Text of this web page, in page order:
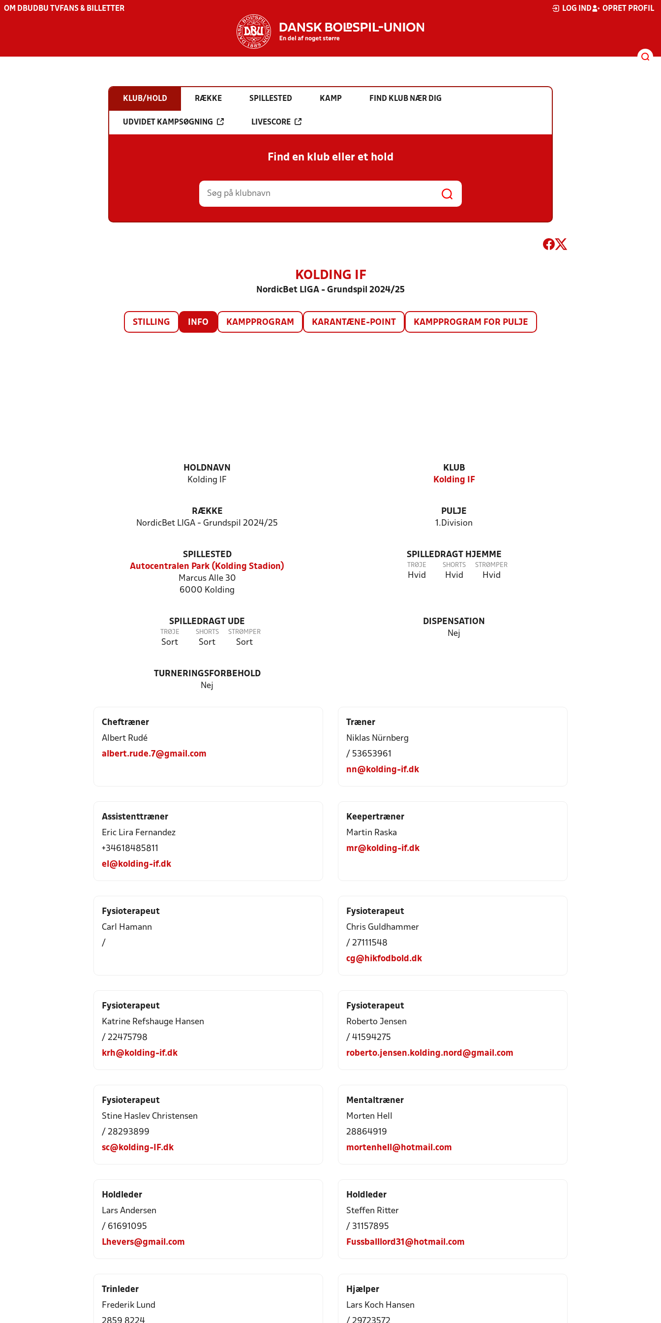
OM DBU DBU TV FANS & BILLETTER LOG IND OPRET PROFIL
KLUB/HOLD RÆKKE SPILLESTED KAMP FIND KLUB NÆR DIG
UDVIDET KAMPSØGNING LIVESCORE
Find en klub eller et hold
KOLDING IF
NordicBet LIGA - Grundspil 2024/25
STILLING INFO KAMPPROGRAM KARANTÆNE-POINT KAMPPROGRAM FOR PULJE
HOLDNAVN
Kolding IF
KLUB
Kolding IF
RÆKKE
NordicBet LIGA - Grundspil 2024/25
PULJE
1.Division
SPILLESTED
Autocentralen Park (Kolding Stadion)
Marcus Alle 30
6000 Kolding
SPILLEDRAGT HJEMME
TRØJE
Hvid
SHORTS
Hvid
STRØMPER
Hvid
SPILLEDRAGT UDE
TRØJE
Sort
SHORTS
Sort
STRØMPER
Sort
DISPENSATION
Nej
TURNERINGSFORBEHOLD
Nej
Cheftræner
Albert Rudé
albert.rude.7@gmail.com
Træner
Niklas Nürnberg
/ 53653961
nn@kolding-if.dk
Assistenttræner
Eric Lira Fernandez
+34618485811
el@kolding-if.dk
Keepertræner
Martin Raska
mr@kolding-if.dk
Fysioterapeut
Carl Hamann
/
Fysioterapeut
Chris Guldhammer
/ 27111548
cg@hikfodbold.dk
Fysioterapeut
Katrine Refshauge Hansen
/ 22475798
krh@kolding-if.dk
Fysioterapeut
Roberto Jensen
/ 41594275
roberto.jensen.kolding.nord@gmail.com
Fysioterapeut
Stine Haslev Christensen
/ 28293899
sc@kolding-IF.dk
Mentaltræner
Morten Hell
28864919
mortenhell@hotmail.com
Holdleder
Lars Andersen
/ 61691095
Lhevers@gmail.com
Holdleder
Steffen Ritter
/ 31157895
Fussballlord31@hotmail.com
Trinleder
Frederik Lund
2859 8224
Hjælper
Lars Koch Hansen
/ 29723572